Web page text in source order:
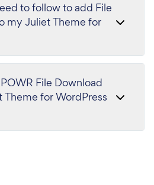
to follow to add File
my Juliet Theme for
File Download
Theme for WordPress